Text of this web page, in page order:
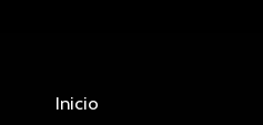
Inicio